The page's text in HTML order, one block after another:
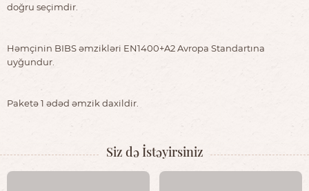
doğru seçimdir.
Həmçinin BIBS əmzikləri EN1400+A2 Avropa Standartına
uyğundur.
Paketə 1 ədəd əmzik daxildir.
Siz də İstəyirsiniz